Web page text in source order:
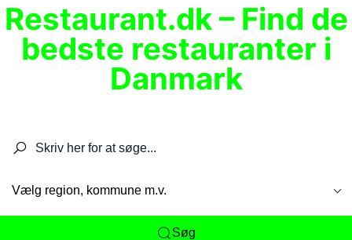
Restaurant.dk – Find de
bedste restauranter i
Danmark
Vælg region, kommune m.v.
Søg